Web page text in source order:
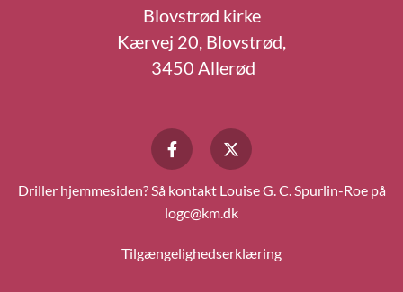
Blovstrød kirke
Kærvej 20, Blovstrød,
3450 Allerød
Driller hjemmesiden? Så kontakt Louise G. C. Spurlin-Roe på
logc@km.dk
Tilgængelighedserklæring